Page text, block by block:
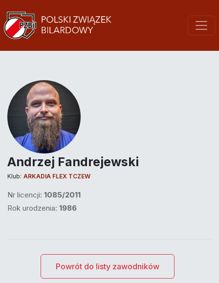
Andrzej Fandrejewski
Klub: ARKADIA FLEX TCZEW
Nr licencji: 1085/2011
Rok urodzenia: 1986
Powrót do listy zawodników